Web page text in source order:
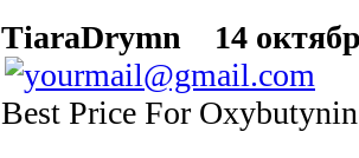
TiaraDrymn
14
Best Price For